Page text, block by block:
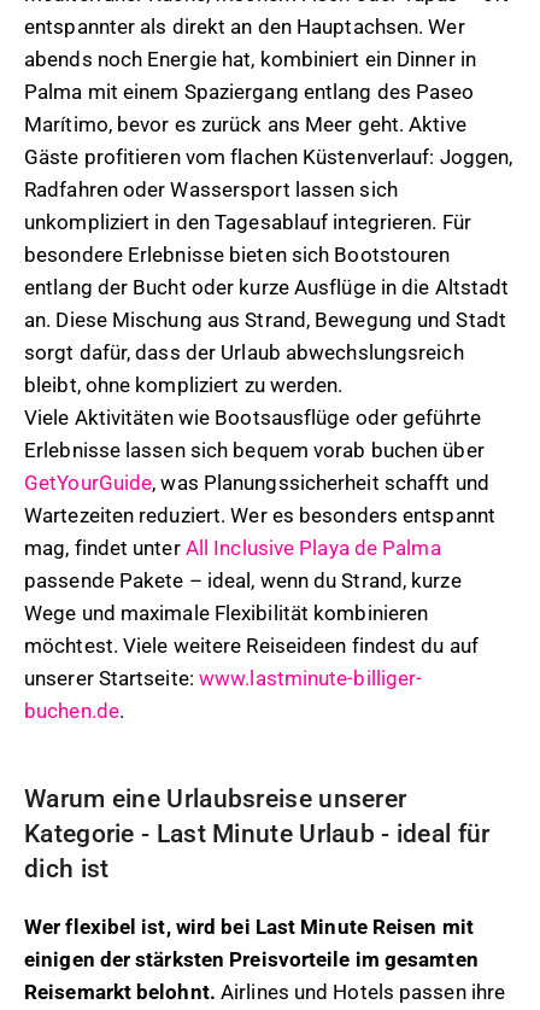
entspannter als direkt an den Hauptachsen. Wer
abends noch Energie hat, kombiniert ein Dinner in
Palma mit einem Spaziergang entlang des Paseo
Marítimo, bevor es zurück ans Meer geht. Aktive
Gäste profitieren vom flachen Küstenverlauf: Joggen,
Radfahren oder Wassersport lassen sich
unkompliziert in den Tagesablauf integrieren. Für
besondere Erlebnisse bieten sich Bootstouren
entlang der Bucht oder kurze Ausflüge in die Altstadt
an. Diese Mischung aus Strand, Bewegung und Stadt
sorgt dafür, dass der Urlaub abwechslungsreich
bleibt, ohne kompliziert zu werden.
Viele Aktivitäten wie Bootsausflüge oder geführte
Erlebnisse lassen sich bequem vorab buchen über
GetYourGuide, was Planungssicherheit schafft und
Wartezeiten reduziert. Wer es besonders entspannt
mag, findet unter All Inclusive Playa de Palma
passende Pakete – ideal, wenn du Strand, kurze
Wege und maximale Flexibilität kombinieren
möchtest. Viele weitere Reiseideen findest du auf
unserer Startseite: www.lastminute-billiger-
buchen.de.
Warum eine Urlaubsreise unserer
Kategorie - Last Minute Urlaub - ideal für
dich ist
Wer flexibel ist, wird bei Last Minute Reisen mit
einigen der stärksten Preisvorteile im gesamten
Reisemarkt belohnt. Airlines und Hotels passen ihre